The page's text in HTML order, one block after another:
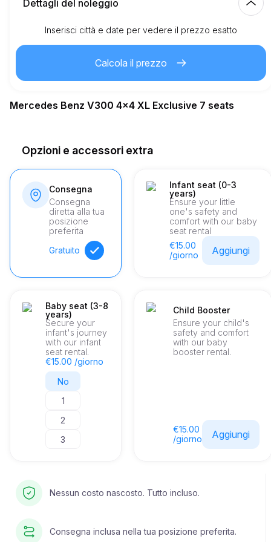
Dettagli del noleggio
Km inclusi 150.00
Deposito di sicurezza
Inserisci città e date per vedere il prezzo esatto
Calcola il prezzo
Mercedes Benz V300 4x4 XL Exclusive 7 seats
Opzioni e accessori extra
Consegna
Consegna
diretta alla tua
posizione
preferita
Gratuito
Infant seat (0-3
years)
Ensure your little
one's safety and
comfort with our baby
seat rental
€15.00
/giorno
Aggiungi
Baby seat (3-8
years)
Secure your
infant's journey
with our infant
seat rental.
€15.00 /giorno
No
1
2
3
Child Booster
Ensure your child's
safety and comfort
with our baby
booster rental.
€15.00
/giorno
Aggiungi
Nessun costo nascosto. Tutto incluso.
Consegna inclusa nella tua posizione preferita.